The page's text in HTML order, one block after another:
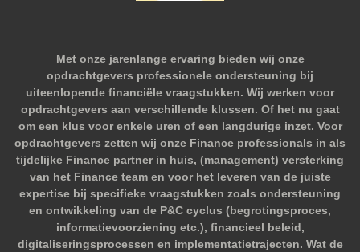
Met onze jarenlange ervaring bieden wij onze
opdrachtgevers professionele ondersteuning bij
uiteenlopende financiële vraagstukken. Wij werken voor
opdrachtgevers aan verschillende klussen. Of het nu gaat
om een klus voor enkele uren of een langdurige inzet. Voor
opdrachtgevers zetten wij onze Finance professionals in als
tijdelijke Finance partner in huis, (management) versterking
van het Finance team en voor het leveren van de juiste
expertise bij specifieke vraagstukken zoals ondersteuning
en ontwikkeling van de P&C cyclus (begrotingsproces,
informatievoorziening etc.), financieel beleid,
digitaliseringsprocessen en implementatietrajecten. Wat de